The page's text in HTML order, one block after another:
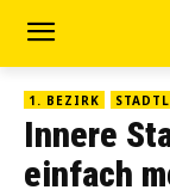
1. BEZIRK
Innere
einfach